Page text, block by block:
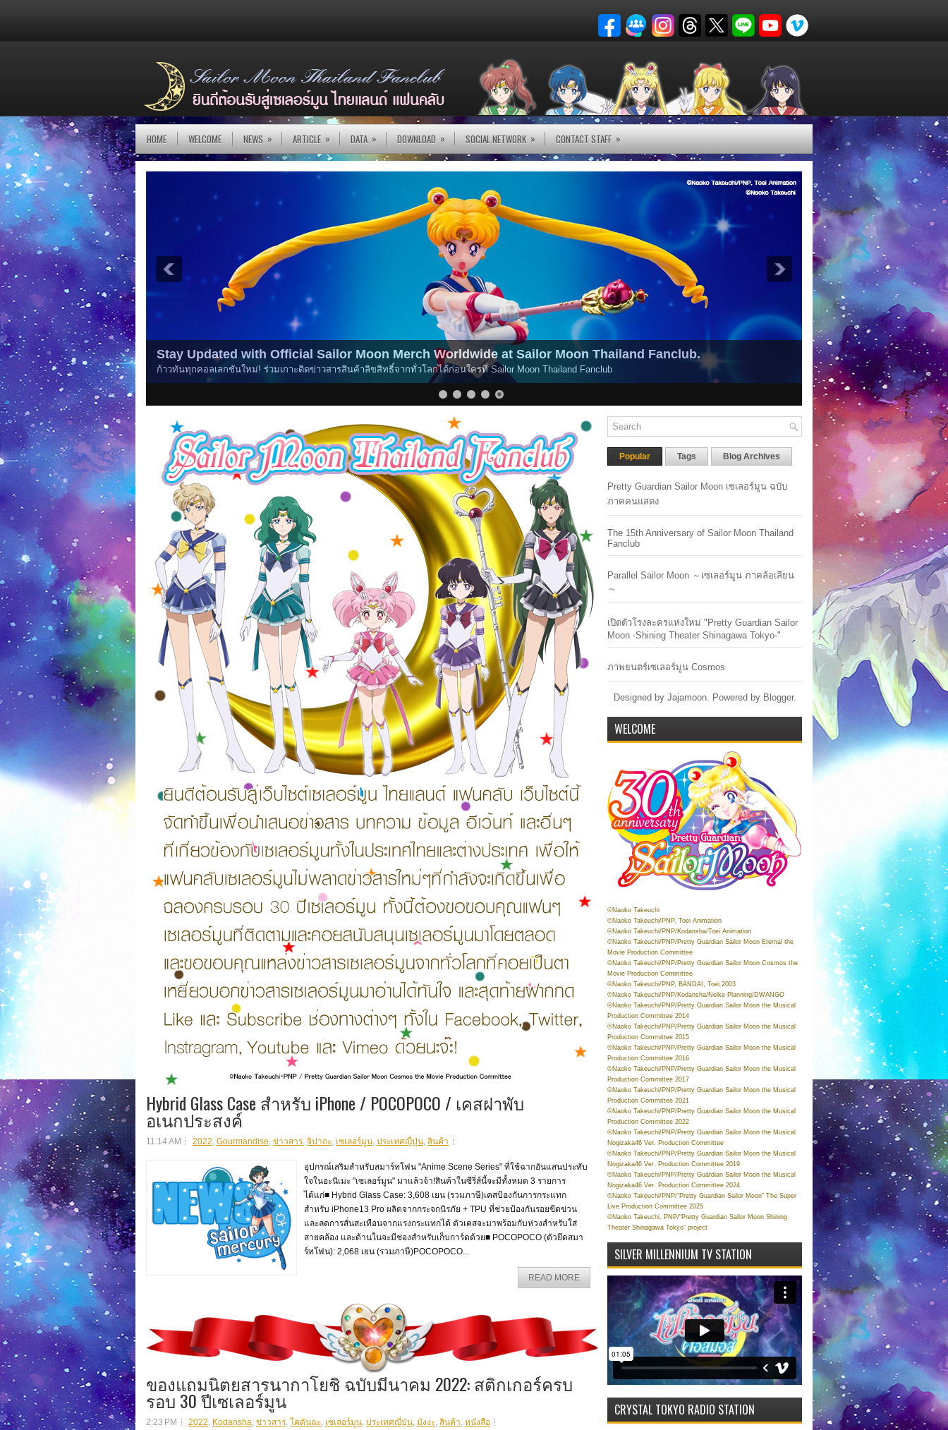
HOME WELCOME NEWS » ARTICLE » DATA » DOWNLOAD » SOCIAL NETWORK » CONTACT STAFF »
Stay Updated with Official Sailor Moon Merch Worldwide at Sailor Moon Thailand Fanclub.
ก้าวทันทุกคอลเลกชันใหม่! ร่วมเกาะติดข่าวสารสินค้าลิขสิทธิ์จากทั่วโลกได้ก่อนใครที่ Sailor Moon Thailand Fanclub
1 2 3 4
Hybrid Glass Case สำหรับ iPhone / POCOPOCO / เคสฝาพับ
อเนกประสงค์
11:14 AM 2022, Gourmandise, ข่าวสาร, จิปาถะ, เซเลอร์มูน, ประเทศญี่ปุ่น, สินค้า
อุปกรณ์เสริมสำหรับสมาร์ทโฟน "Anime Scene Series" ที่ใช้ฉากอันแสนประทับ
ใจในอะนิเมะ "เซเลอร์มูน" มาแล้วจ้า!สินค้าในซีรี่ส์นี้จะมีทั้งหมด 3 รายการ
ได้แก่■ Hybrid Glass Case: 3,608 เยน (รวมภาษี)เคสป้องกันการกระแทก
สำหรับ iPhone13 Pro ผลิตจากกระจกนิรภัย + TPU ที่ช่วยป้องกันรอยขีดข่วน
และลดการสั่นสะเทือนจากแรงกระแทกได้ ตัวเคสจะมาพร้อมกับห่วงสำหรับใส่
สายคล้อง และด้านในจะมีช่องสำหรับเก็บการ์ดด้วย■ POCOPOCO (ตัวยึดสมา
ร์ทโฟน): 2,068 เยน (รวมภาษี)POCOPOCO...
READ MORE
ของแถมนิตยสารนากาโยชิ ฉบับมีนาคม 2022: สติกเกอร์ครบ
รอบ 30 ปีเซเลอร์มูน
2:23 PM 2022, Kodansha, ข่าวสาร, โคดันฉะ, เซเลอร์มูน, ประเทศญี่ปุ่น, มังงะ, สินค้า, หนังสือ
Popular Tags Blog Archives
Pretty Guardian Sailor Moon เซเลอร์มูน ฉบับ
ภาคคนแสดง
The 15th Anniversary of Sailor Moon Thailand
Fanclub
Parallel Sailor Moon ～เซเลอร์มูน ภาคล้อเลียน
～
เปิดตัวโรงละครแห่งใหม่ "Pretty Guardian Sailor
Moon -Shining Theater Shinagawa Tokyo-"
ภาพยนตร์เซเลอร์มูน Cosmos
Designed by Jajamoon. Powered by Blogger.
WELCOME
©Naoko Takeuchi
©Naoko Takeuchi/PNP, Toei Animation
©Naoko Takeuchi/PNP/Kodansha/Toei Animation
©Naoko Takeuchi/PNP/Pretty Guardian Sailor Moon Eternal the
Movie Production Committee
©Naoko Takeuchi/PNP/Pretty Guardian Sailor Moon Cosmos the
Movie Production Committee
©Naoko Takeuchi/PNP, BANDAI, Toei 2003
©Naoko Takeuchi/PNP/Kodansha/Nelke Planning/DWANGO
©Naoko Takeuchi/PNP/Pretty Guardian Sailor Moon the Musical
Production Committee 2014
©Naoko Takeuchi/PNP/Pretty Guardian Sailor Moon the Musical
Production Committee 2015
©Naoko Takeuchi/PNP/Pretty Guardian Sailor Moon the Musical
Production Committee 2016
©Naoko Takeuchi/PNP/Pretty Guardian Sailor Moon the Musical
Production Committee 2017
©Naoko Takeuchi/PNP/Pretty Guardian Sailor Moon the Musical
Production Committee 2021
©Naoko Takeuchi/PNP/Pretty Guardian Sailor Moon the Musical
Production Committee 2022
©Naoko Takeuchi/PNP/Pretty Guardian Sailor Moon the Musical
Nogizaka46 Ver. Production Committee
©Naoko Takeuchi/PNP/Pretty Guardian Sailor Moon the Musical
Nogizaka46 Ver. Production Committee 2019
©Naoko Takeuchi/PNP/Pretty Guardian Sailor Moon the Musical
Nogizaka46 Ver. Production Committee 2024
©Naoko Takeuchi/PNP/“Pretty Guardian Sailor Moon” The Super
Live Production Committee 2025
©Naoko Takeuchi, PNP/“Pretty Guardian Sailor Moon Shining
Theater Shinagawa Tokyo” project
SILVER MILLENNIUM TV STATION
CRYSTAL TOKYO RADIO STATION